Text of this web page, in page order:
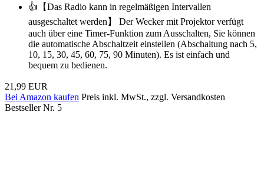
👍【Das Radio kann in regelmäßigen Intervallen
ausgeschaltet werden】 Der Wecker mit Projektor verfügt
auch über eine Timer-Funktion zum Ausschalten, Sie können
die automatische Abschaltzeit einstellen (Abschaltung nach 5,
10, 15, 30, 45, 60, 75, 90 Minuten). Es ist einfach und
bequem zu bedienen.
21,99 EUR
Bei Amazon kaufen Preis inkl. MwSt., zzgl. Versandkosten
Bestseller Nr. 5